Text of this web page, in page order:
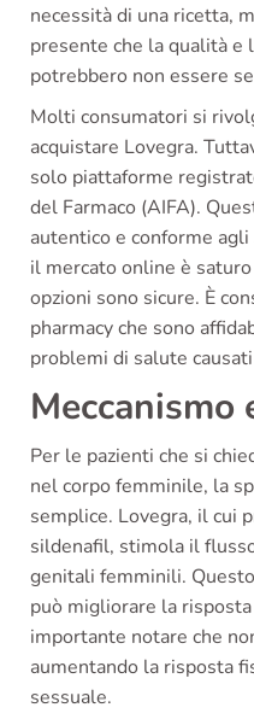
necessità di una ricetta,
presente che la qualità e
potrebbero non essere
Molti consumatori si
acquistare Lovegra.
solo piattaforme
del Farmaco (AIFA).
autentico e conforme
il mercato online è
opzioni sono sicure. È
pharmacy che sono
problemi di salute
Meccanismo
Per le pazienti che si
nel corpo femminile, la
semplice. Lovegra, il cui
sildenafil, stimola il
genitali femminili.
può migliorare la
importante notare che
aumentando la risposta
sessuale.